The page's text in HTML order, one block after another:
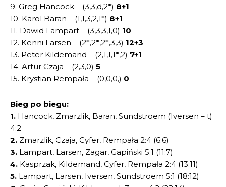
9. Greg Hancock – (3,3,d,2*) 8+1
10. Karol Baran – (1,1,3,2,1*) 8+1
11. Dawid Lampart – (3,3,3,1,0) 10
12. Kenni Larsen – (2*,2*,2*,3,3) 12+3
13. Peter Kildemand – (2,1,1,1*,2) 7+1
14. Artur Czaja – (2,3,0) 5
15. Krystian Rempała – (0,0,0,) 0
Bieg po biegu:
1. Hancock, Zmarzlik, Baran, Sundstroem (Iversen – t)
4:2
2. Zmarzlik, Czaja, Cyfer, Rempała 2:4 (6:6)
3. Lampart, Larsen, Zagar, Gapiński 5:1 (11:7)
4. Kasprzak, Kildemand, Cyfer, Rempała 2:4 (13:11)
5. Lampart, Larsen, Iversen, Sundstroem 5:1 (18:12)